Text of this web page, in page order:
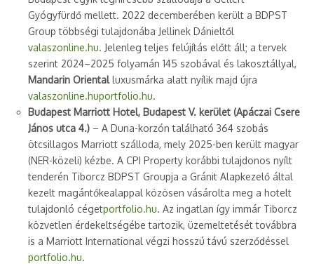
Gyógyfürdő mellett. 2022 decemberében került a BDPST
Group többségi tulajdonába Jellinek Dánieltől
valaszonline.hu. Jelenleg teljes felújítás előtt áll; a tervek
szerint 2024–2025 folyamán 145 szobával és lakosztállyal,
Mandarin Orientalluxusmárka alatt nyílik majd újra
valaszonline.huportfolio.hu.
Budapest Marriott Hotel, Budapest V. kerület (Apáczai Csere
János utca 4.) – A Duna-korzón található 364 szobás
ötcsillagos Marriott szálloda, mely 2025-ben került magyar
(NER-közeli) kézbe. A CPI Property korábbi tulajdonos nyílt
tenderén Tiborcz BDPST Groupja a Gránit Alapkezelő által
kezelt magántőkealappal közösen vásárolta meg a hotelt
tulajdonló cégetportfolio.hu. Az ingatlan így immár Tiborcz
közvetlen érdekeltségébe tartozik, üzemeltetését továbbra
is a Marriott International végzi hosszú távú szerződéssel
portfolio.hu.